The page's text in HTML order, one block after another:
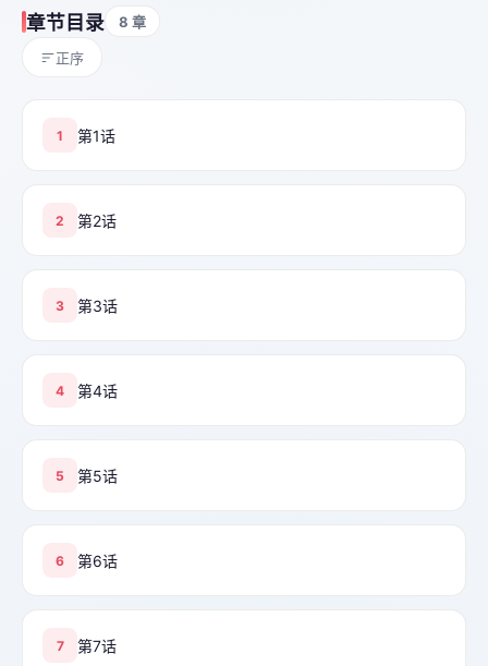
章节目录 8 章
正序
1 第1话
2 第2话
3 第3话
4 第4话
5 第5话
6 第6话
7 第7话